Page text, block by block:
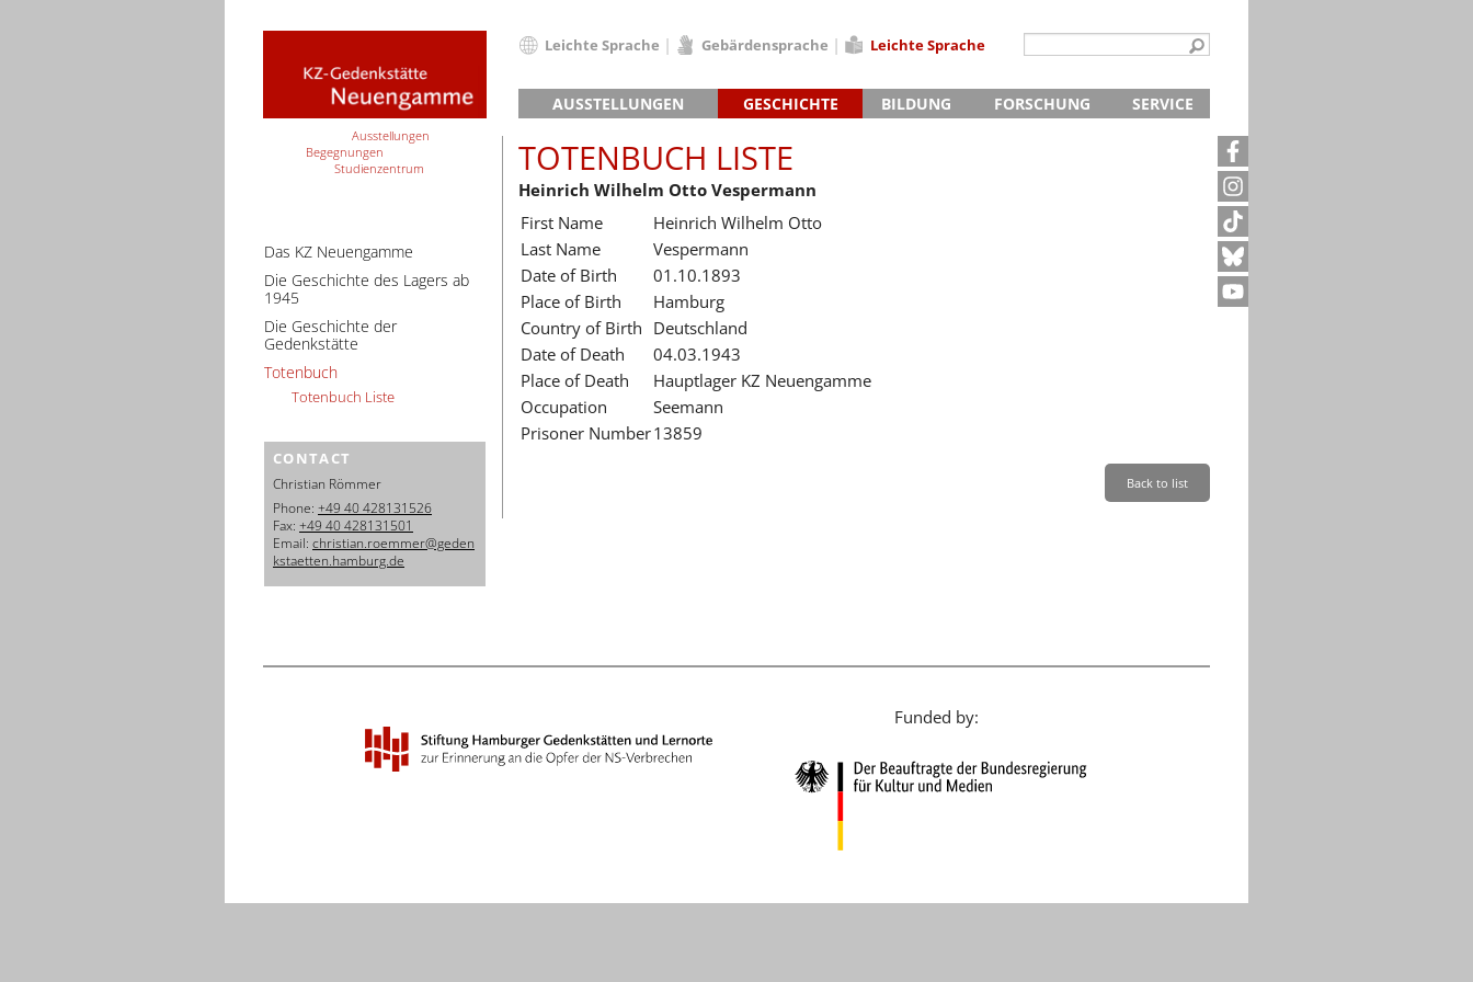
AUSSTELLUNGEN
Lager-SS
Klinkerwerk
Walther-Werke
Gefängnismauer
Haus des Gedenkens
GESCHICHTE
Die Geschichte des Lagers ab 1945
Die Geschichte der Gedenkstätte
Totenbuch
BILDUNG FORSCHUNG
SERVICE
Archivanfrage
Kurze Information
Leichte Sprache
English
Dansk
Español
Italiano
Nederlands
Português
Türkçe
Yкраїнський
Русский
עברית
Gebärdensprache Leichte Sprache
TOTENBUCH LISTE
Heinrich Wilhelm Otto Vespermann
First Name
Heinrich Wilhelm Otto
Last Name
Vespermann
Date of Birth
01.10.1893
Place of Birth
Hamburg
Country of Birth Deutschland
Date of Death
04.03.1943
Place of Death
Hauptlager KZ Neuengamme
Occupation
Seemann
Prisoner Number13859
Back to list
Ausstellungen
Begegnungen
Studienzentrum
Das KZ Neuengamme
Die Geschichte des Lagers ab
1945
Die Geschichte der
Gedenkstätte
Totenbuch
Totenbuch Liste
CONTACT
Christian Römmer
Phone: +49 40 428131526
Fax: +49 40 428131501
Email: christian.roemmer@geden
kstaetten.hamburg.de
Funded by: